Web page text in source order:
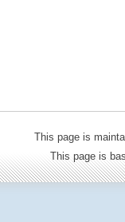
This page is
This page is